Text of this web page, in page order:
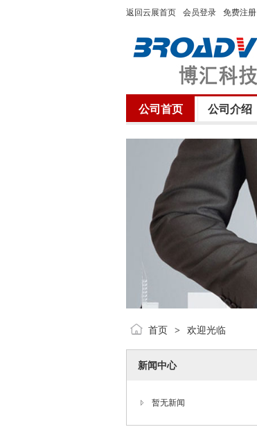
返回云展首页 会员登录 免费注册
公司首页 公司介绍
首页 > 欢迎光临
新闻中心
暂无新闻